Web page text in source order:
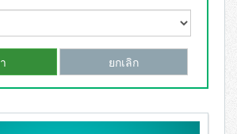
ยกเลิก